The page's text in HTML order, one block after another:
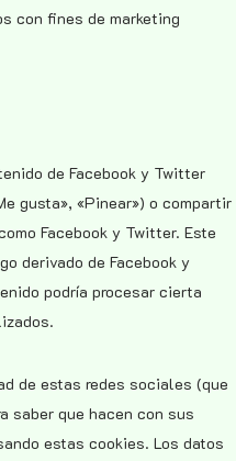
con fines de marketing
de Facebook y Twitter
gusta», «Pinear») o compartir
Facebook y Twitter. Este
derivado de Facebook y
podría procesar cierta
de estas redes sociales (que
saber que hacen con sus
estas cookies. Los datos